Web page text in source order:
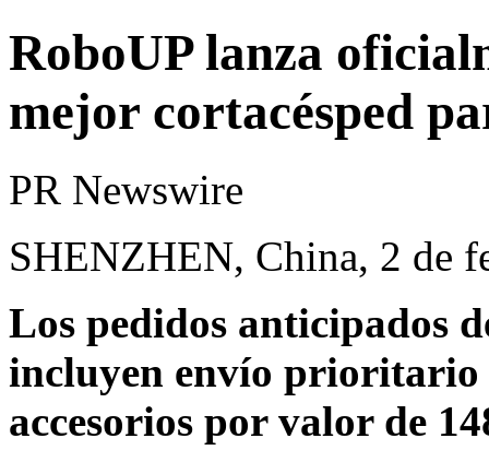
RoboUP lanza
mejor cortacésped
PR Newswire
SHENZHEN, China, 2 de
Los pedidos anticipados
incluyen envío prioritario
accesorios por valor de